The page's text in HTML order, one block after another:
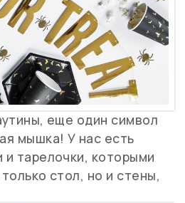
еще один символ
мышка! У нас есть
и тарелочки, которыми
стол, но и стены,